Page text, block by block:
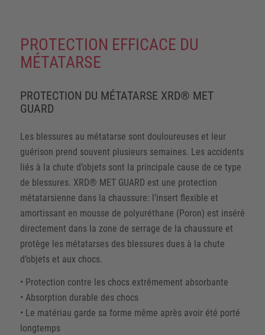
PROTECTION EFFICACE DU
MÉTATARSE
PROTECTION DU MÉTATARSE XRD® MET
GUARD
Les blessures au métatarse sont douloureuses et leur
guérison prend souvent plusieurs semaines. Les accidents
liés à la chute d’objets sont la principale cause de ce type
de blessures. XRD® MET GUARD est une protection
métatarsienne dans la chaussure: l’insert flexible et
amortissant en mousse de polyuréthane (Poron) est inséré
directement dans la zone de serrage de la chaussure et
protège les métatarses des blessures dues à la chute
d’objets et aux chocs.
• Protection contre les chocs extrêmement absorbante
• Absorption durable des chocs
• Le matériau garde sa forme même après avoir été porté
longtemps